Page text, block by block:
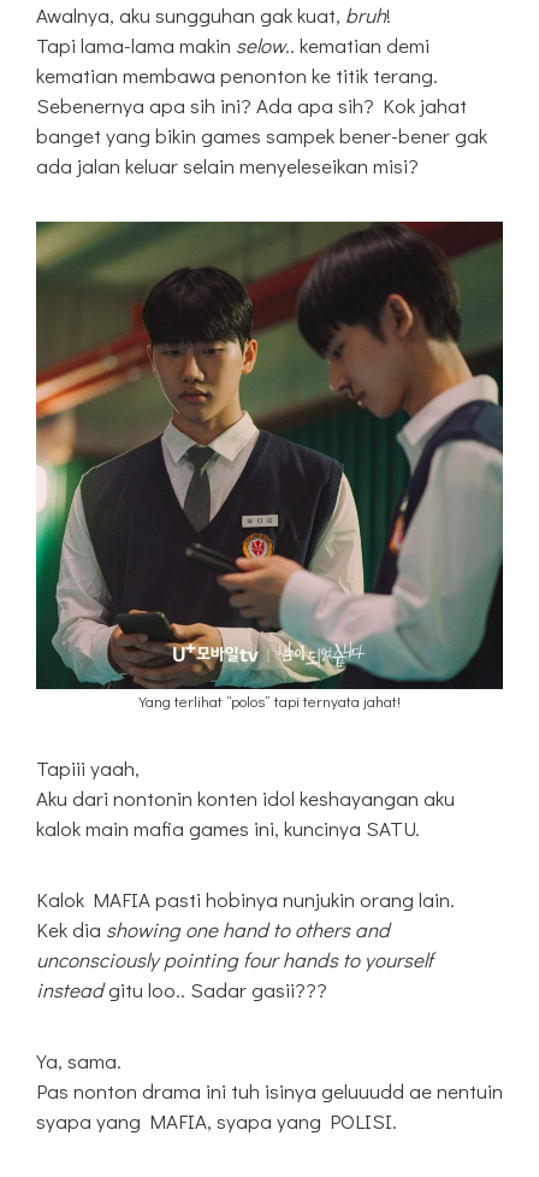
Awalnya, aku sungguhan gak kuat, bruh!
Tapi lama-lama makin selow.. kematian demi
kematian membawa penonton ke titik terang.
Sebenernya apa sih ini? Ada apa sih? Kok jahat
banget yang bikin games sampek bener-bener gak
ada jalan keluar selain menyeleseikan misi?
Yang terlihat “polos” tapi ternyata jahat!
Tapiii yaah,
Aku dari nontonin konten idol keshayangan aku
kalok main mafia games ini, kuncinya SATU.
Kalok MAFIA pasti hobinya nunjukin orang lain.
Kek dia showing one hand to others and
unconsciously pointing four hands to yourself
insteadgitu loo.. Sadar gasii???
Ya, sama.
Pas nonton drama ini tuh isinya geluuudd ae nentuin
syapa yang MAFIA, syapa yang POLISI.